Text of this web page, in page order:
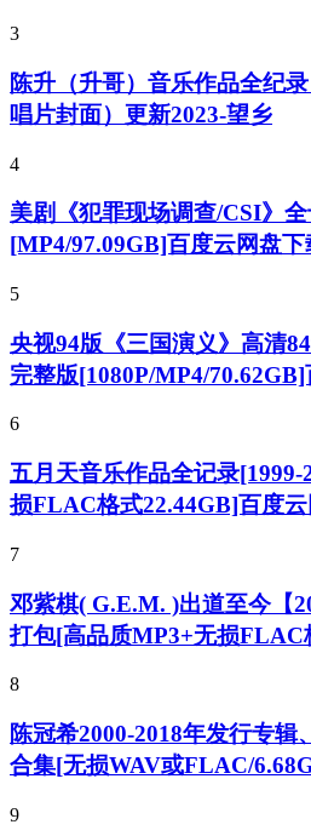
3
陈升（升哥）音乐作品全纪
唱片封面）更新2023-望乡
4
美剧《犯罪现场调查/CSI》
[MP4/97.09GB]百度云网盘下
5
央视94版《三国演义》高清
完整版[1080P/MP4/
6
五月天音乐作品全记录
损FLAC格式22.44GB]百度
7
邓紫棋( G.E.M. )出道至今【
打包[高品质MP3+无损FLAC
8
陈冠希2000-2018年发行专辑
合集[无损WAV或FLAC/
9